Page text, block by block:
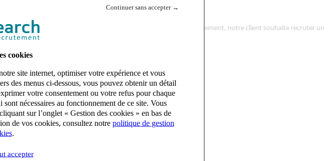
Continuer sans accepter →
cookies
site internet, optimiser votre expérience et vous
des menus ci-dessous, vous pouvez obtenir un détail
votre consentement ou votre refus pour chaque
nécessaires au fonctionnement de ce site. Vous
sur l’onglet « Gestion des cookies » en bas de
de vos cookies, consultez notre politique de gestion
.
accepter
de proximité et son ancrage local. Dans le cadre de son développement, notre client souhaite recruter un